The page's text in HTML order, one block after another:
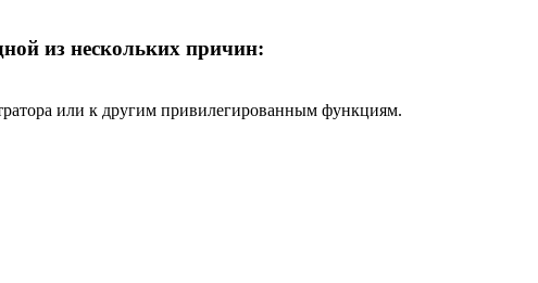
из нескольких причин:
или к другим привилегированным функциям.